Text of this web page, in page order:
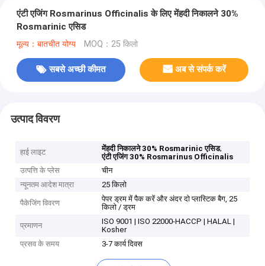
एंटी एजिंग Rosmarinus Officinalis के लिए मेंहदी निकालने 30%
Rosmarinic एसिड
मूल्य：बातचीत योग्य MOQ：25 किलो
सबसे अच्छी कीमत अब से संपर्क करें
उत्पाद विवरण
हाई लाइट मेंहदी निकालने 30% Rosmarinic एसिड,
एंटी एजिंग 30% Rosmarinus Officinalis
उत्पत्ति के प्लेस
चीन
न्यूनतम आदेश मात्रा
25 किलो
पैकेजिंग विवरण
पेपर ड्रम में पैक करें और अंदर दो प्लास्टिक बैग, 25
किलो / ड्रम
प्रमाणन
ISO 9001 | ISO 22000-HACCP | HALAL |
Kosher
प्रसव के समय
3-7 कार्य दिवस